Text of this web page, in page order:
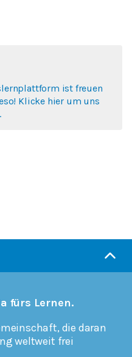
ist freuen
Klicke hier um uns
fürs Lernen.
die daran
weltweit frei